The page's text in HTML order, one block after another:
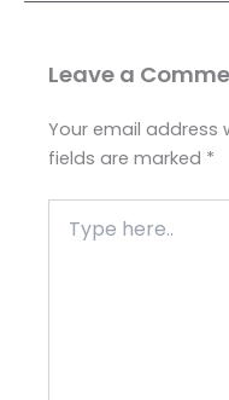
Leave a
Your email address
fields are marked *
here..